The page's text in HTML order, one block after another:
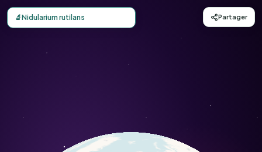
Carte d'observation du Nidularium rutilans (Nidularium
🔬Nidularium rutilans Partager